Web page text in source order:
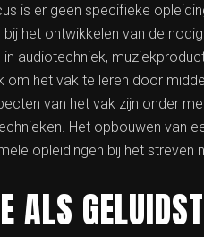
is er geen specifieke
het ontwikkelen van de
audiotechniek,
het vak te leren door
van het vak zijn onder
Het opbouwen van
opleidingen bij het streven
ALS